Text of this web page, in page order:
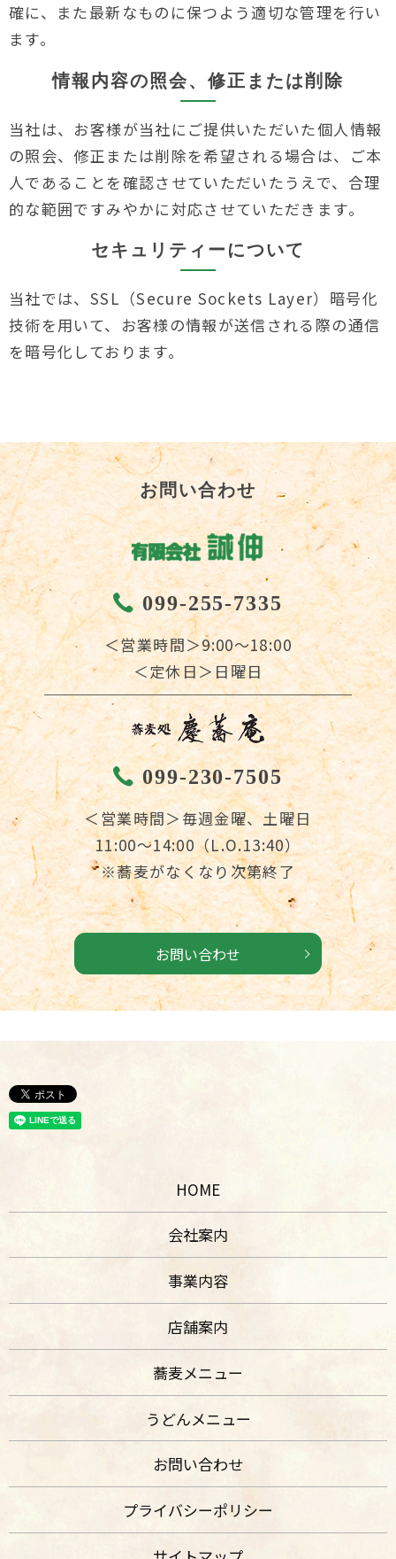
確に、また最新なものに保つよう適切な管理を行い
ます。
情報内容の照会、修正または削除
当社は、お客様が当社にご提供いただいた個人情報
の照会、修正または削除を希望される場合は、ご本
人であることを確認させていただいたうえで、合理
的な範囲ですみやかに対応させていただきます。
セキュリティーについて
当社では、SSL（Secure Sockets Layer）暗号化
技術を用いて、お客様の情報が送信される際の通信
を暗号化しております。
お問い合わせ
099-255-7335
＜営業時間＞9:00～18:00
＜定休日＞日曜日
099-230-7505
＜営業時間＞毎週金曜、土曜日
11:00～14:00（L.O.13:40）
※蕎麦がなくなり次第終了
お問い合わせ
HOME
会社案内
事業内容
店舗案内
蕎麦メニュー
うどんメニュー
お問い合わせ
プライバシーポリシー